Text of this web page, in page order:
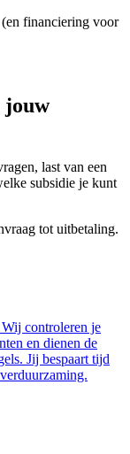
financiering voor
jouw
last van een
subsidie je kunt
tot uitbetaling.
controleren je
en dienen de
Jij bespaart tijd